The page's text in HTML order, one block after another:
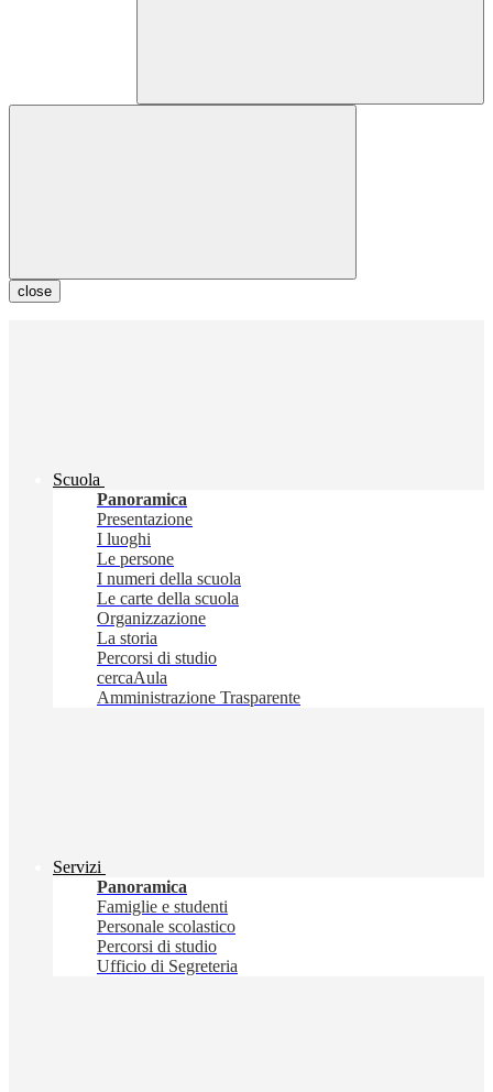
close
Scuola
Panoramica
Presentazione
I luoghi
Le persone
I numeri della scuola
Le carte della scuola
Organizzazione
La storia
Percorsi di studio
cercaAula
Amministrazione Trasparente
Servizi
Panoramica
Famiglie e studenti
Personale scolastico
Percorsi di studio
Ufficio di Segreteria